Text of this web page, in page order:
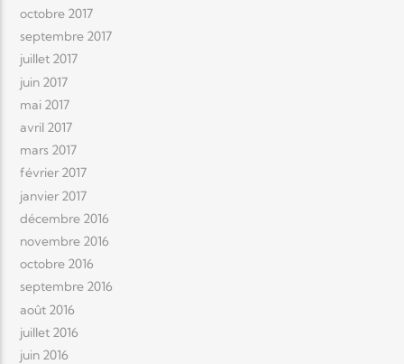
octobre 2017
septembre 2017
juillet 2017
juin 2017
mai 2017
avril 2017
mars 2017
février 2017
janvier 2017
décembre 2016
novembre 2016
octobre 2016
septembre 2016
août 2016
juillet 2016
juin 2016